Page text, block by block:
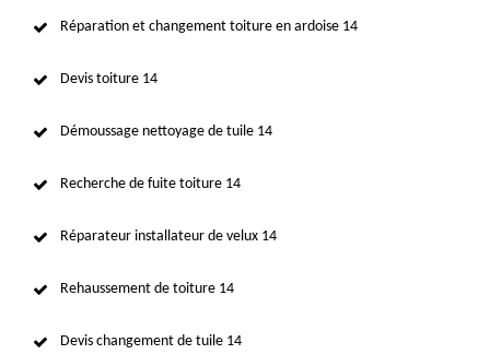
Réparation et changement toiture en ardoise 14
Devis toiture 14
Démoussage nettoyage de tuile 14
Recherche de fuite toiture 14
Réparateur installateur de velux 14
Rehaussement de toiture 14
Devis changement de tuile 14